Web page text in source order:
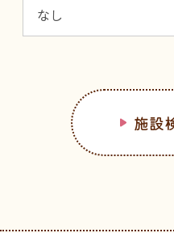
なし
施設